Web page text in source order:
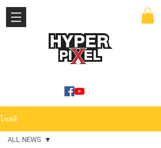
โพสต์
ALL NEWS